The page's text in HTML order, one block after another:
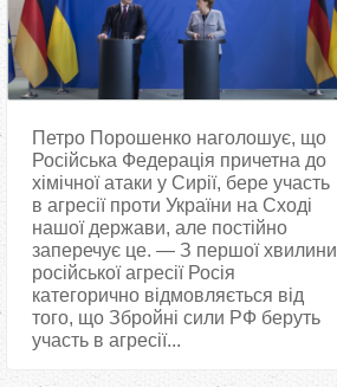
Петро Порошенко наголошує, що
Російська Федерація причетна до
хімічної атаки у Сирії, бере участь
в агресії проти України на Сході
нашої держави, але постійно
заперечує це. — З першої хвилини
російської агресії Росія
категорично відмовляється від
того, що Збройні сили РФ беруть
участь в агресії...